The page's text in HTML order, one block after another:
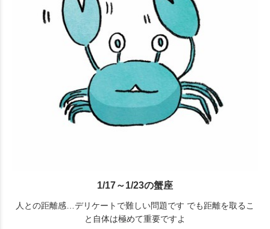
1/17～1/23の蟹座
人との距離感…デリケートで難しい問題です でも距離を取るこ
と自体は極めて重要ですよ